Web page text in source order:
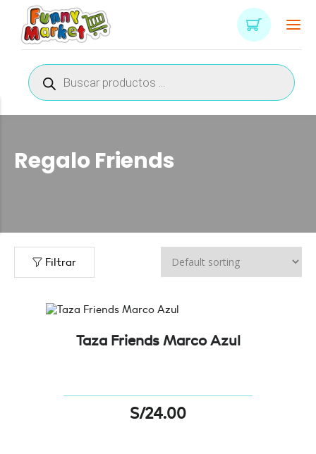
Búsqueda
de
productos
Regalo Friends
Filtrar
Taza Friends Marco Azul
S/24.00